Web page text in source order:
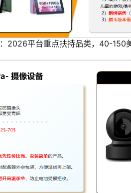
：2026平台重点扶持品类，40-150